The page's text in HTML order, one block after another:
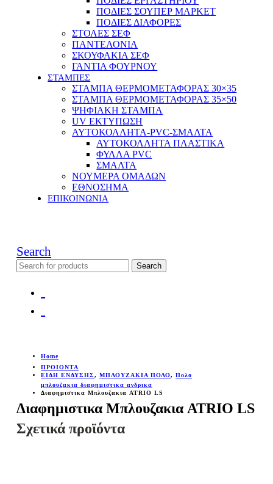
ΠΟΔΙΕΣ ΣΟΥΠΕΡ ΜΑΡΚΕΤ
ΠΟΔΙΕΣ ΔΙΑΦΟΡΕΣ
ΣΤΟΛΕΣ ΣΕΦ
ΠΑΝΤΕΛΟΝΙΑ
ΣΚΟΥΦΑΚΙΑ ΣΕΦ
ΓΑΝΤΙΑ ΦΟΥΡΝΟΥ
ΣΤΑΜΠΕΣ
ΣΤΑΜΠΑ ΘΕΡΜΟΜΕΤΑΦΟΡΑΣ 30×35
ΣΤΑΜΠΑ ΘΕΡΜΟΜΕΤΑΦΟΡΑΣ 35×50
ΨΗΦΙΑΚΗ ΣΤΑΜΠΑ
UV ΕΚΤΥΠΩΣΗ
ΑΥΤΟΚΟΛΛΗΤΑ-PVC-ΣΜΑΛΤΑ
ΑΥΤΟΚΟΛΛΗΤΑ ΠΛΑΣΤΙΚΑ
ΦΥΛΛΑ PVC
ΣΜΑΛΤΑ
ΝΟΥΜΕΡΑ ΟΜΑΔΩΝ
ΕΘΝΟΣΗΜΑ
ΕΠΙΚΟΙΝΩΝΙΑ
Search
Search
for:
Home
ΠΡΟΙΟΝΤΑ
ΕΙΔΗ ΕΝΔΥΣΗΣ,ΜΠΛΟΥΖΑΚΙΑ ΠΟΛΟ,Πολο
μπλουζακια διαφημιστικα ανδρικα
Διαφημιστικα Μπλουζακια ATRIO LS
Διαφημιστικα Μπλουζακια ATRIO LS
Σχετικά προϊόντα